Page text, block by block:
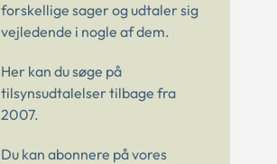
forskellige sager og udtaler sig
vejledende i nogle af dem.
Her kan du søge på
tilsynsudtalelser tilbage fra
2007.
Du kan abonnere på vores